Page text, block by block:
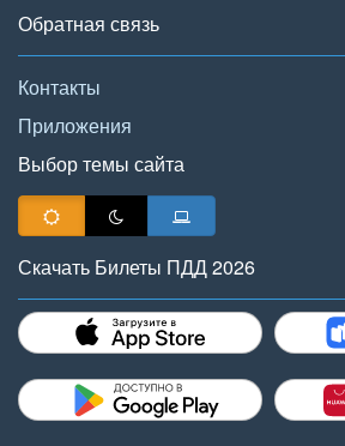
Обратная связь
Контакты
Приложения
Выбор темы сайта
Скачать Билеты ПДД 2026